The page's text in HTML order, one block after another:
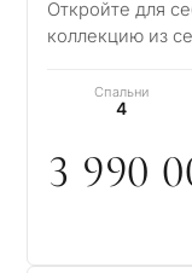
Откройте для
коллекцию из
комплексе…
Спальни
4
3 990 0